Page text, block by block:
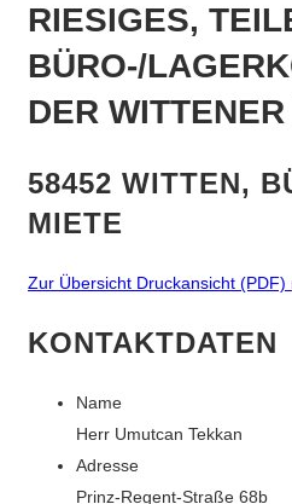
RIESIGES,
BÜRO-/
DER
58452 WITTEN,
MIETE
Zur Übersicht Druckansicht (PDF)
KONTAKTDATEN
Name
Herr Umutcan Tekkan
Adresse
Prinz-Regent-Straße 68b